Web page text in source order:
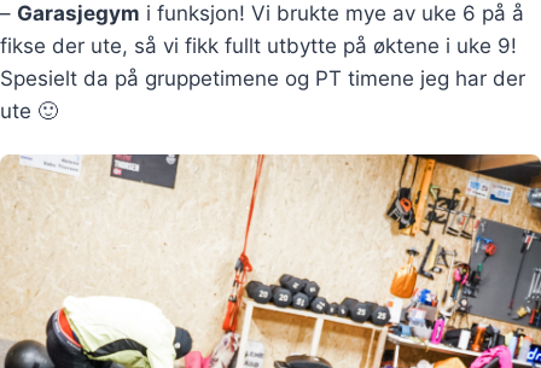
– Garasjegym i funksjon! Vi brukte mye av uke 6 på å
fikse der ute, så vi fikk fullt utbytte på øktene i uke 9!
Spesielt da på gruppetimene og PT timene jeg har der
ute 🙂